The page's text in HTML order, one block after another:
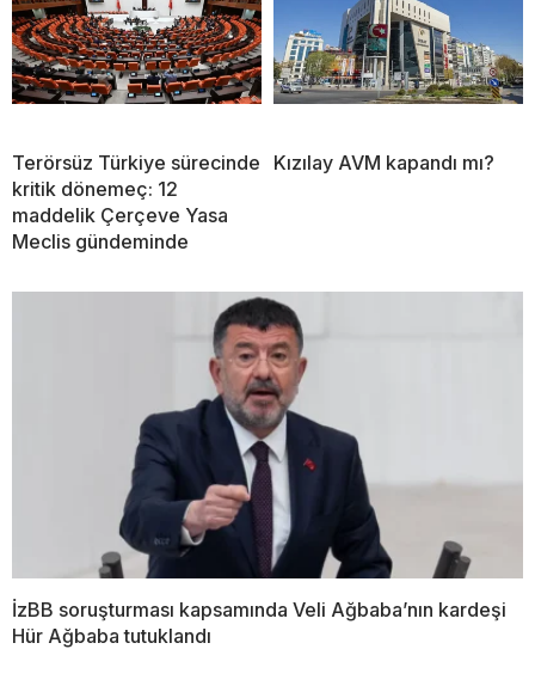
Terörsüz Türkiye sürecinde
kritik dönemeç: 12
maddelik Çerçeve Yasa
Meclis gündeminde
Kızılay AVM kapandı mı?
İzBB soruşturması kapsamında Veli Ağbaba’nın kardeşi
Hür Ağbaba tutuklandı